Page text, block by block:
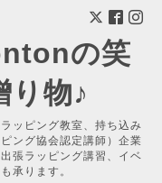
の笑
り物♪
ッピング教室、持ち込み
ング協会認定講師）企業
張ラッピング講習、イベ
承ります。